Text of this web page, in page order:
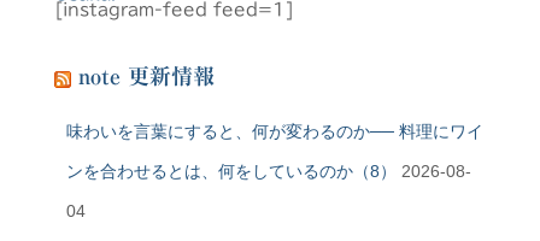
[instagram-feed feed=1]
note 更新情報
味わいを言葉にすると、何が変わるのか── 料理にワイ
ンを合わせるとは、何をしているのか（8） 2026-08-
04